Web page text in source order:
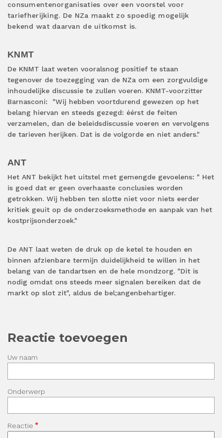
consumentenorganisaties over een voorstel voor
tariefherijking. De NZa maakt zo spoedig mogelijk
bekend wat daarvan de uitkomst is.
KNMT
De KNMT laat weten vooralsnog positief te staan
tegenover de toezegging van de NZa om een zorgvuldige
inhoudelijke discussie te zullen voeren. KNMT-voorzitter
Barnasconi: "Wij hebben voortdurend gewezen op het
belang hiervan en steeds gezegd: éérst de feiten
verzamelen, dan de beleidsdiscussie voeren en vervolgens
de tarieven herijken. Dat is de volgorde en niet anders."
ANT
Het ANT bekijkt het uitstel met gemengde gevoelens: " Het
is goed dat er geen overhaaste conclusies worden
getrokken. Wij hebben ten slotte niet voor niets eerder
kritiek geuit op de onderzoeksmethode en aanpak van het
kostprijsonderzoek."
De ANT laat weten de druk op de ketel te houden en
binnen afzienbare termijn duidelijkheid te willen in het
belang van de tandartsen en de hele mondzorg. "Dit is
nodig omdat ons steeds meer signalen bereiken dat de
markt op slot zit", aldus de bel;angenbehartiger.
Reactie toevoegen
Uw naam
Onderwerp
Reactie